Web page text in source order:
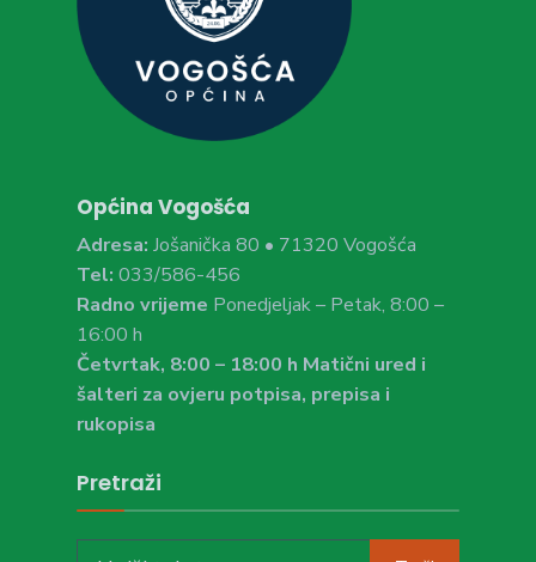
Općina Vogošća
Adresa: Jošanička 80 • 71320 Vogošća
Tel: 033/586-456
Radno vrijeme Ponedjeljak – Petak, 8:00 –
16:00 h
Četvrtak, 8:00 – 18:00 h Matični ured i
šalteri za ovjeru potpisa, prepisa i
rukopisa
Pretraži